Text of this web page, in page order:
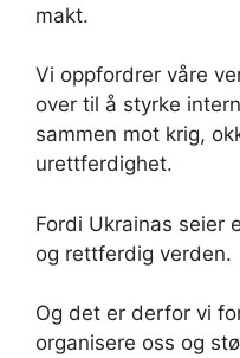
makt.
Vi oppfordrer våre
over til å styrke
sammen mot krig,
urettferdighet.
Fordi Ukrainas seier
og rettferdig verden.
Og det er derfor vi
organisere oss og